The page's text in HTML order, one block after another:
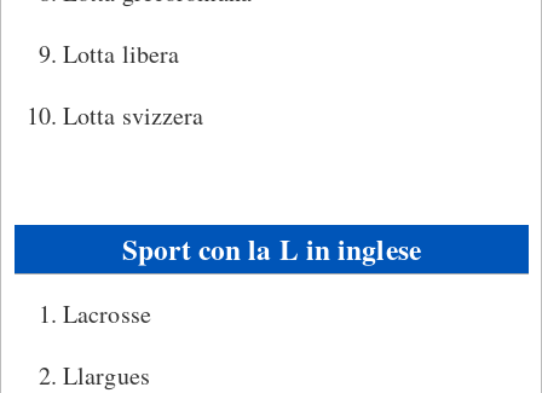
Lotta libera
Lotta svizzera
Sport con la L in inglese
Lacrosse
Llargues